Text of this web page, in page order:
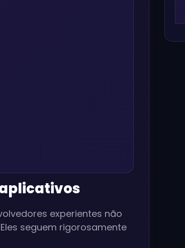
experientes não
seguem rigorosamente